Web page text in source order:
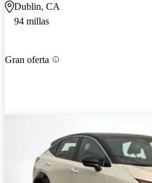
Dublin, CA
94 millas
Gran oferta